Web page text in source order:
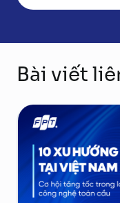
Bài viết